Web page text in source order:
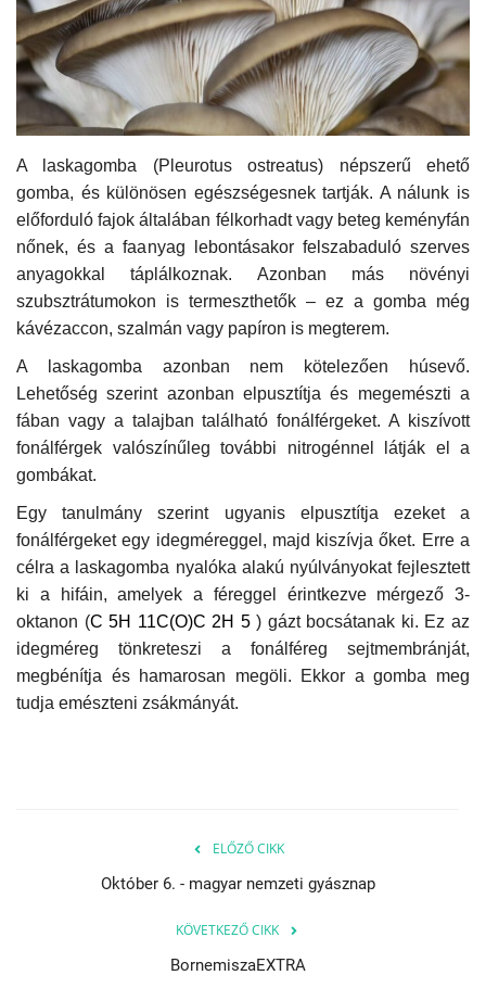
Kultúra
Történelem
Gazdaság
Művészet
Sport
Sajtó
Rendezvény
Humor
Napló postája
Galéria
Újság Archívum
Emlékezzünk †
A laskagomba (Pleurotus ostreatus) népszerű ehető
gomba, és különösen egészségesnek tartják. A nálunk is
előforduló fajok általában félkorhadt vagy beteg keményfán
nőnek, és a faanyag lebontásakor felszabaduló szerves
anyagokkal táplálkoznak. Azonban más növényi
szubsztrátumokon is termeszthetők – ez a gomba még
kávézaccon, szalmán vagy papíron is megterem.
A laskagomba azonban nem kötelezően húsevő.
Lehetőség szerint azonban elpusztítja és megemészti a
fában vagy a talajban található fonálférgeket. A kiszívott
fonálférgek valószínűleg további nitrogénnel látják el a
gombákat.
Egy tanulmány szerint ugyanis elpusztítja ezeket a
fonálférgeket egy idegméreggel, majd kiszívja őket. Erre a
célra a laskagomba nyalóka alakú nyúlványokat fejlesztett
ki a hifáin, amelyek a féreggel érintkezve mérgező 3-
oktanon (C 5H 11C(O)C 2H 5 ) gázt bocsátanak ki. Ez az
idegméreg tönkreteszi a fonálféreg sejtmembránját,
megbénítja és hamarosan megöli. Ekkor a gomba meg
tudja emészteni zsákmányát.
ELŐZŐ CIKK
Október 6. - magyar nemzeti gyásznap
KÖVETKEZŐ CIKK
BornemiszaEXTRA